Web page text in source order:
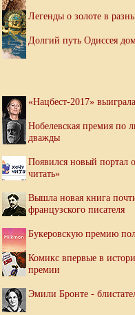
Легенды о золоте в
Долгий путь Одиссея
«Нацбест-2017»
Нобелевская премия по
дважды
Появился новый портал
читать»
Вышла новая книга
французского писателя
Букеровскую премию
Комикс впервые в
премии
Эмили Бронте -